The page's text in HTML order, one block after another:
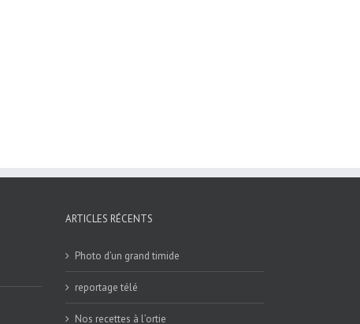
ARTICLES RÉCENTS
Photo d’un grand timide
reportage télé
Nos recettes à l’ortie